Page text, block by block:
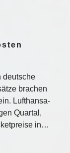
deutsche
brachen
Lufthansa-
Quartal,
in…